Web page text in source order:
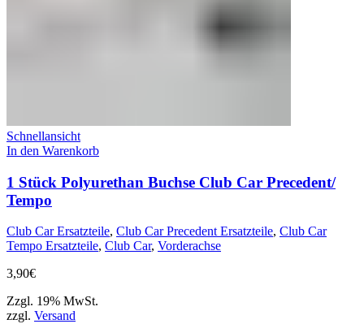
Schnellansicht
In den Warenkorb
1 Stück Polyurethan Buchse Club Car Precedent/
Tempo
Club Car Ersatzteile, Club Car Precedent Ersatzteile, Club Car
Tempo Ersatzteile, Club Car, Vorderachse
3,90€
Zzgl. 19% MwSt.
zzgl. Versand